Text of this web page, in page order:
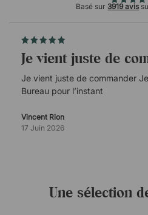
Basé sur 3919 avis
Je vient juste de
Je vient juste de commander Je n’est pas pu testé le
Bureau pour l’instant
Vincent Rion
17 Juin 2026
Une sélection